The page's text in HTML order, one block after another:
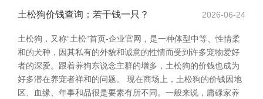
土松狗价钱查询：若干钱一只？ 2026-06-24
土松狗，又称“土松”首页-企业官网，是一种体型中等、性情柔
和的犬种，因其私有的外貌和诚意的性情而受到许多宠物爱好
者的深爱。跟着养狗东说念主群的增多，土松狗的价钱也成为
好多潜在养宠者祥和的问题。 现在商场上，土松狗的价钱因地
区、血缘、年事和品很是要素有所不同。一般来说，庸碌家养